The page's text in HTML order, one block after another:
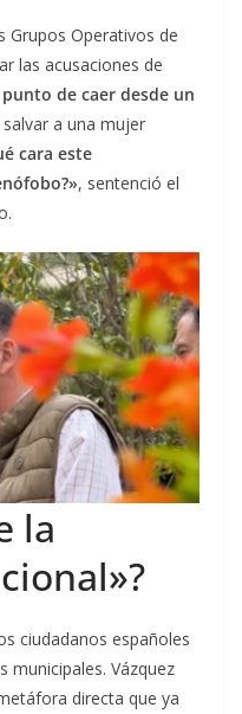
Grupos Operativos de
las acusaciones de
de caer desde un
a una mujer
cara este
, sentenció el
la
ciudadanos españoles
municipales. Vázquez
directa que ya